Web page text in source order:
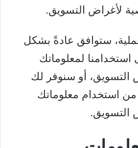
لأغراض التسويق.
ستوافق عادةً بشكل
لمعلوماتك
التسويق، أو سنوفر لك
استخدام معلوماتك
التسويق.